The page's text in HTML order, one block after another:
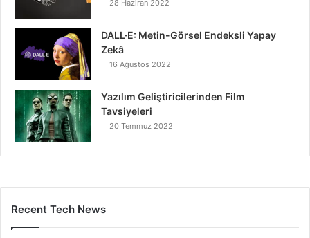
28 Haziran 2022
DALL·E: Metin-Görsel Endeksli Yapay
Zekâ
16 Ağustos 2022
Yazılım Geliştiricilerinden Film
Tavsiyeleri
20 Temmuz 2022
Recent Tech News